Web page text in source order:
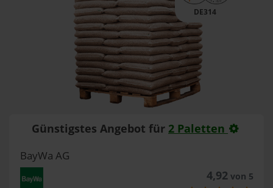
DE314
Günstigstes Angebot für 2 Paletten
BayWa AG
4,92von 5